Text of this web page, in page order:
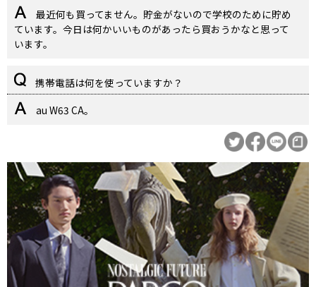
最近何も買ってません。貯金がないので学校のために貯め
ています。今日は何かいいものがあったら買おうかなと思って
います。
携帯電話は何を使っていますか？
au W63 CA。